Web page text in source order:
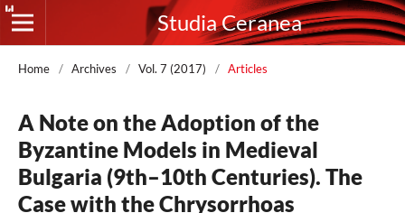
Studia Ceranea
Home / Archives / Vol. 7 (2017) / Articles
A Note on the Adoption of the
Byzantine Models in Medieval
Bulgaria (9th–10th Centuries). The
Case with the Chrysorrhoas